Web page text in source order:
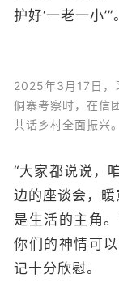
护好‘一老一小’”。
2025年3月17日，
侗寨考察时，在信
共话乡村全面振兴。
“大家都说说，
边的座谈会，
是生活的主角
你们的神情可
记十分欣慰。